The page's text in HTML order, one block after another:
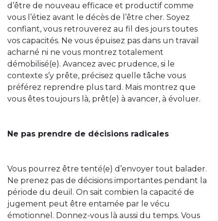
d’être de nouveau efficace et productif comme
vous l’étiez avant le décès de l’être cher. Soyez
confiant, vous retrouverez au fil des jours toutes
vos capacités. Ne vous épuisez pas dans un travail
acharné ni ne vous montrez totalement
démobilisé(e). Avancez avec prudence, si le
contexte s’y prête, précisez quelle tâche vous
préférez reprendre plus tard. Mais montrez que
vous êtes toujours là, prêt(e) à avancer, à évoluer.
Ne pas prendre de décisions radicales
Vous pourrez être tenté(e) d’envoyer tout balader.
Ne prenez pas de décisions importantes pendant la
période du deuil. On sait combien la capacité de
jugement peut être entamée par le vécu
émotionnel. Donnez-vous là aussi du temps. Vous